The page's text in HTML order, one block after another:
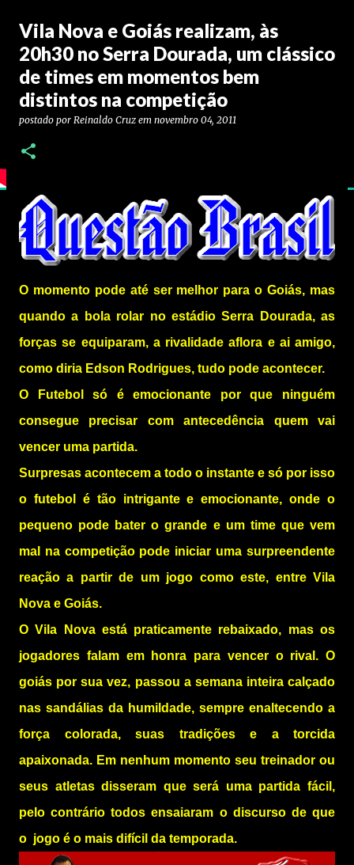
Vila Nova e Goiás realizam, às
20h30 no Serra Dourada, um clássico
de times em momentos bem
distintos na competição
postado por Reinaldo Cruz em novembro 04, 2011
O momento pode até ser melhor para o Goiás, mas
quando a bola rolar no estádio Serra Dourada, as
forças se equiparam, a rivalidade aflora e ai amigo,
como diria Edson Rodrigues, tudo pode acontecer.
O Futebol só é emocionante por que ninguém
consegue precisar com antecedência quem vai
vencer uma partida.
Surpresas acontecem a todo o instante e só por isso
o futebol é tão intrigante e emocionante, onde o
pequeno pode bater o grande e um time que vem
mal na competição pode iniciar uma surpreendente
reação a partir de um jogo como este, entre Vila
Nova e Goiás.
O Vila Nova está praticamente rebaixado, mas os
jogadores falam em honra para vencer o rival. O
goiás por sua vez, passou a semana inteira calçado
nas sandálias da humildade, sempre enaltecendo a
força colorada, suas tradições e a torcida
apaixonada. Em nenhum momento seu treinador ou
seus atletas disseram que será uma partida fácil,
pelo contrário todos ensaiaram o discurso de que
o jogo é o mais difícil da temporada.